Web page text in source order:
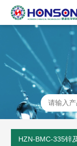
HZN-BMC-335锌